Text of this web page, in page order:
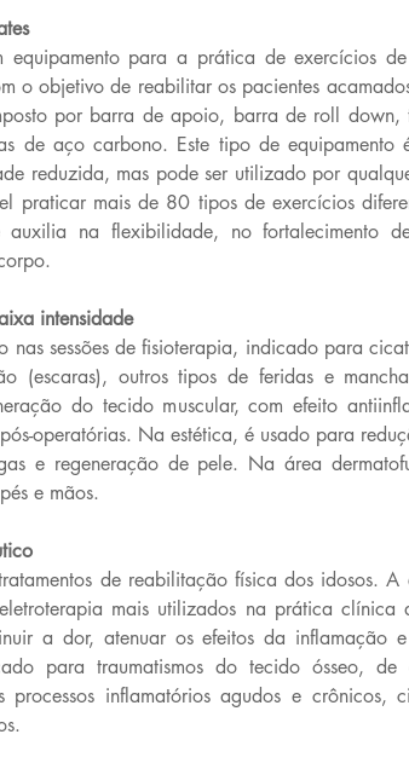
para a prática de exercícios
o objetivo de reabilitar os pacientes
por barra de apoio, barra de roll
de aço carbono. Este tipo de equipamento
reduzida, mas pode ser utilizado por
praticar mais de 80 tipos de exercícios
auxilia na flexibilidade, no fortalecimento
intensidade
nas sessões de fisioterapia, indicado para
(escaras), outros tipos de feridas e
do tecido muscular, com efeito
operatórias. Na estética, é usado para
e regeneração de pele. Na área
e mãos.
de reabilitação física dos idosos. A
mais utilizados na prática clínica
a dor, atenuar os efeitos da inflamação
para traumatismos do tecido ósseo, de
processos inflamatórios agudos e crônicos,